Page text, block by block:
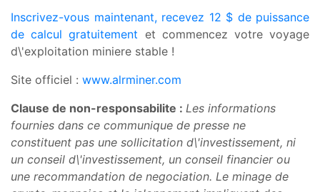
Inscrivez-vous maintenant, recevez 12 $ de puissance
de calcul gratuitement et commencez votre voyage
d\'exploitation miniere stable !
Site officiel : www.alrminer.com
Clause de non-responsabilite : Les informations
fournies dans ce communique de presse ne
constituent pas une sollicitation d\'investissement, ni
un conseil d\'investissement, un conseil financier ou
une recommandation de negociation. Le minage de